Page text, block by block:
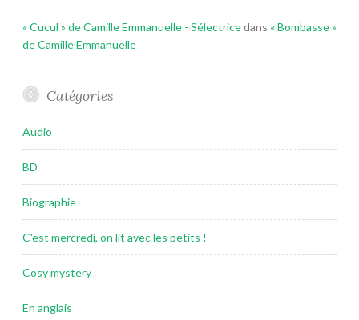
« Cucul » de Camille Emmanuelle - Sélectricedans « Bombasse »
de Camille Emmanuelle
Catégories
Audio
BD
Biographie
C'est mercredi, on lit avec les petits !
Cosy mystery
En anglais